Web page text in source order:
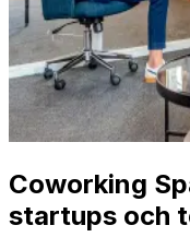
Coworking
startups och